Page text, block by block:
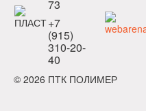
73
+7
(915)
310-20-
40
© 2026 ПТК ПОЛИМЕР